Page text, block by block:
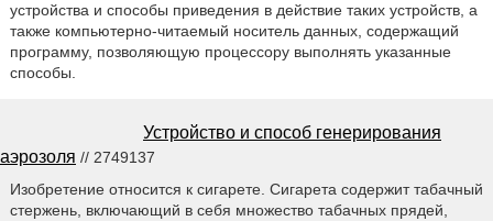
устройства и способы приведения в действие таких устройств, а
также компьютерно-читаемый носитель данных, содержащий
программу, позволяющую процессору выполнять указанные
способы.
Устройство и способ генерирования
аэрозоля // 2749137
Изобретение относится к сигарете. Сигарета содержит табачный
стержень, включающий в себя множество табачных прядей,